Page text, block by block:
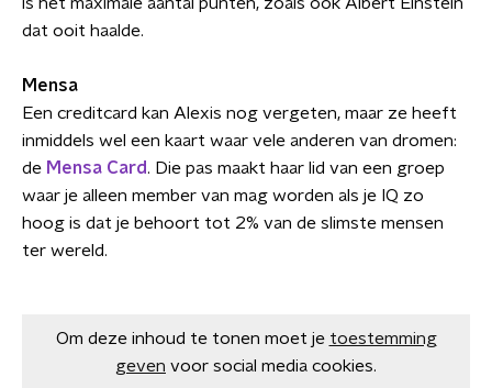
dat ooit haalde.
Mensa
Een creditcard kan Alexis nog vergeten, maar ze heeft
inmiddels wel een kaart waar vele anderen van dromen:
de Mensa Card. Die pas maakt haar lid van een groep
waar je alleen member van mag worden als je IQ zo
hoog is dat je behoort tot 2% van de slimste mensen
ter wereld.
Om deze inhoud te tonen moet je toestemming
geven voor social media cookies.